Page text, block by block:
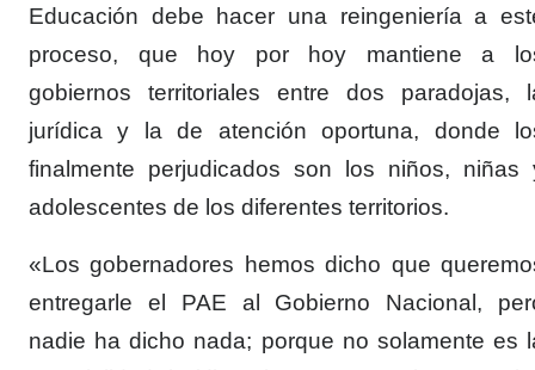
Educación debe hacer una reingeniería a
proceso, que hoy por hoy mantiene a
gobiernos territoriales entre dos paradojas,
jurídica y la de atención oportuna, donde
finalmente perjudicados son los niños, niñas
adolescentes de los diferentes territorios.
«Los gobernadores hemos dicho que
entregarle el PAE al Gobierno Nacional,
nadie ha dicho nada; porque no solamente es